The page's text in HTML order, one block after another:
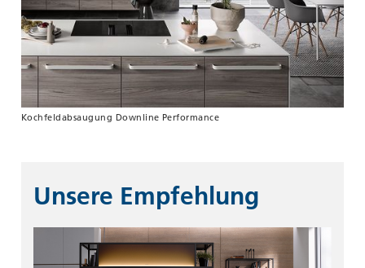
Kochfeldabsaugung Downline Performance
Unsere Empfehlung